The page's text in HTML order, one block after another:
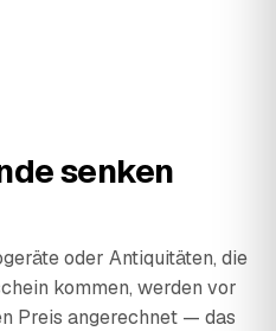
senken
oder Antiquitäten, die
kommen, werden vor
Preis angerechnet — das